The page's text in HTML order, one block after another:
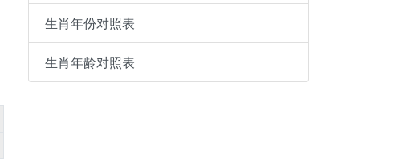
生肖年份对照表
生肖年龄对照表